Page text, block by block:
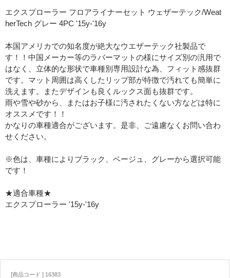
エクスプローラー フロアライナーセット ウェザーテック/Weat
herTech グレー 4PC '15y-'16y
本国アメリカでの知名度が絶大なウエザーテック社製品で
す！！中国メーカー等のラバーマットの様にサイズ別の汎用で
はなく、立体的な形状で車種別専用設計な為、フィット感抜群
です。マット周囲は高くしたリップ部が特徴で汚れても簡単に
洗えます。またデザインも良くルックス面も抜群です。
雨や雪や砂から、またはお子様に汚されたくない方などは特に
オススメです！！
かなりの車種適合がございます。是非、ご遠慮なくお問い合わ
せください。
※色は、車種によりブラック、ベージュ、グレーから選択可能
です！
★適合車種★
エクスプローラー '15y-'16y
[商品コード ] 16383